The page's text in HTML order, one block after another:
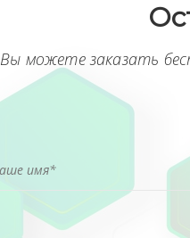
Вы можете заказать